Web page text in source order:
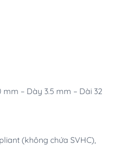
– Dày 3.5 mm – Dài 32
(không chứa SVHC),